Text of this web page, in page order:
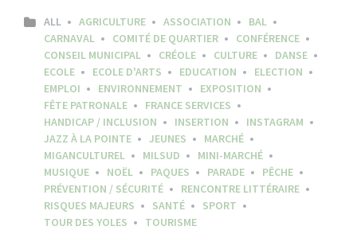
ALL AGRICULTURE ASSOCIATION
BAL
CARNAVAL
COMITÉ DE QUARTIER
CONFÉRENCE
CONSEIL MUNICIPAL
CRÉOLE CULTURE
DANSE
ECOLE
ECOLE D'ARTS EDUCATION
ELECTION
EMPLOI
ENVIRONNEMENT
EXPOSITION
FÊTE PATRONALE
FRANCE SERVICES
HANDICAP / INCLUSION
INSERTION
INSTAGRAM
JAZZ À LA POINTE
JEUNES
MARCHÉ
MIGANCULTUREL
MILSUD
MINI-MARCHÉ
MUSIQUE
NOËL PAQUES PARADE
PÊCHE
PRÉVENTION / SÉCURITÉ
RENCONTRE LITTÉRAIRE
RISQUES MAJEURS
SANTÉ
SPORT
TOUR DES YOLES
TOURISME